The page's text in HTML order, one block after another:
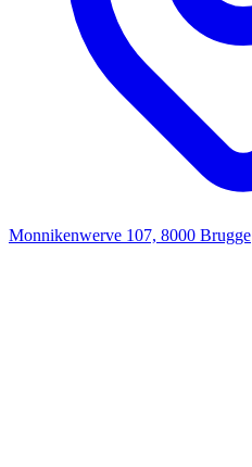
Monnikenwerve 107, 8000 Brugge